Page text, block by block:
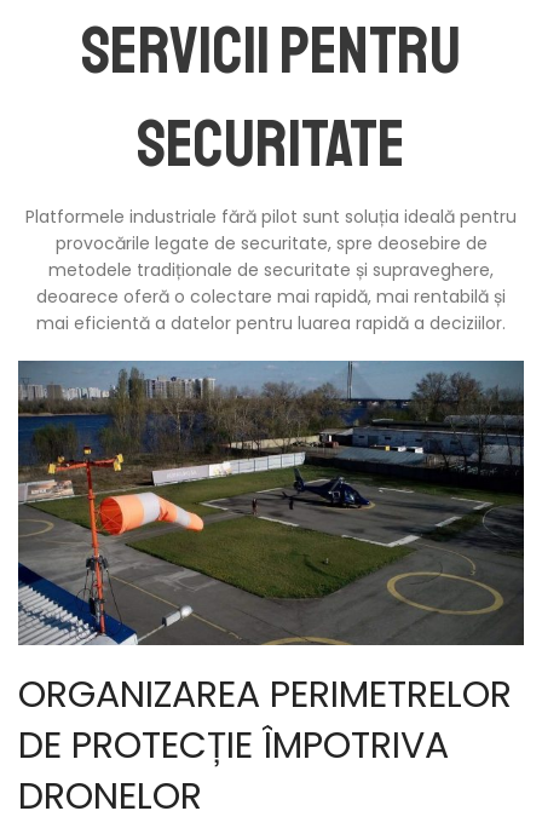
SERVICII PENTRU
SECURITATE
Platformele industriale fără pilot sunt soluția ideală pentru
provocările legate de securitate, spre deosebire de
metodele tradiționale de securitate și supraveghere,
deoarece oferă o colectare mai rapidă, mai rentabilă și
mai eficientă a datelor pentru luarea rapidă a deciziilor.
ORGANIZAREA PERIMETRELOR
DE PROTECȚIE ÎMPOTRIVA
DRONELOR